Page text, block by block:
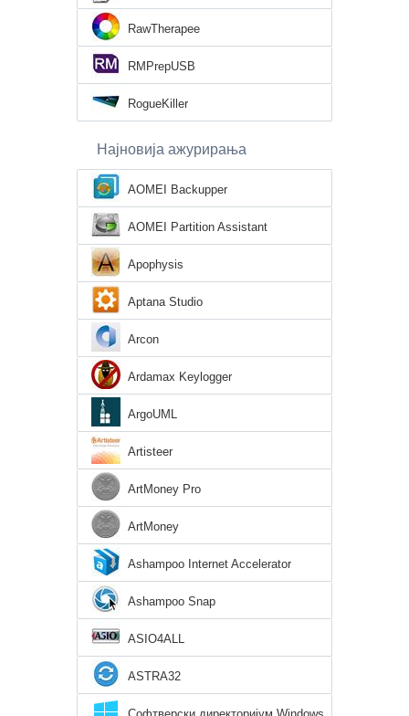
RawTherapee
RMPrepUSB
RogueKiller
Најновија ажурирања
AOMEI Backupper
AOMEI Partition Assistant
Apophysis
Aptana Studio
Arcon
Ardamax Keylogger
ArgoUML
Artisteer
ArtMoney Pro
ArtMoney
Ashampoo Internet Accelerator
Ashampoo Snap
ASIO4ALL
ASTRA32